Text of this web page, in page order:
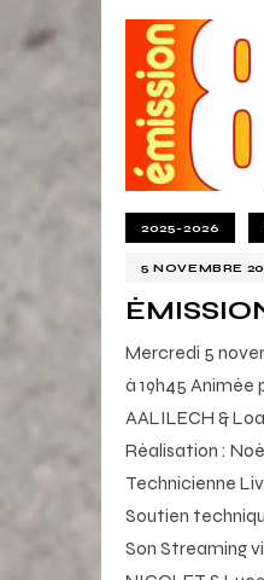
2025-2026
5 NOVEMBRE
Mercredi 5
à 19h45 Animée
AALILECH &
Réalisation :
Technicienne
Soutien
Son Streaming